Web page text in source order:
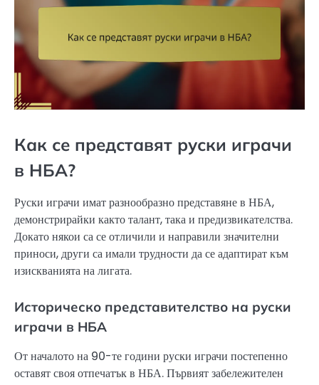
Как се представят руски играчи
в НБА?
Руски играчи имат разнообразно представяне в НБА,
демонстрирайки както талант, така и предизвикателства.
Докато някои са се отличили и направили значителни
приноси, други са имали трудности да се адаптират към
изискванията на лигата.
Историческо представителство на руски
играчи в НБА
От началото на 90-те години руски играчи постепенно
оставят своя отпечатък в НБА. Първият забележителен